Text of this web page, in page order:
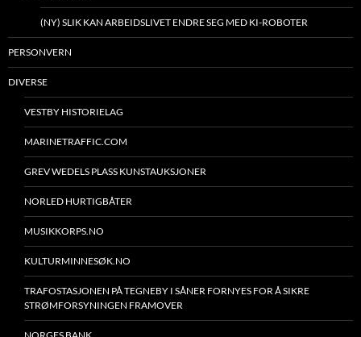
(NY) SLIK KAN ARBEIDSLIVET ENDRE SEG MED KI-ROBOTER
PERSONVERN
DIVERSE
VESTBY HISTORIELAG
MARINETRAFFIC.COM
GREV WEDELS PLASS KUNSTAUKSJONER
NORLED HURTIGBÅTER
MUSIKKORPS.NO
KULTURMINNESØK.NO
TRAFOSTASJONEN PÅ TEGNEBY I SÅNER FORNYES FOR Å SIKRE
STRØMFORSYNINGEN FRAMOVER